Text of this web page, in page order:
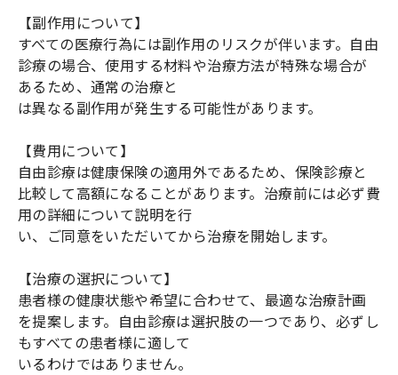
【副作用について】
すべての医療行為には副作用のリスクが伴います。自由
診療の場合、使用する材料や治療方法が特殊な場合が
あるため、通常の治療と
は異なる副作用が発生する可能性があります。
【費用について】
自由診療は健康保険の適用外であるため、保険診療と
比較して高額になることがあります。治療前には必ず費
用の詳細について説明を行
い、ご同意をいただいてから治療を開始します。
【治療の選択について】
患者様の健康状態や希望に合わせて、最適な治療計画
を提案します。自由診療は選択肢の一つであり、必ずし
もすべての患者様に適して
いるわけではありません。